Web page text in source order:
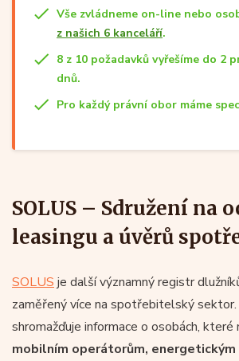
Vše zvládneme on-line nebo
z našich 6 kanceláří.
8 z 10 požadavků vyřešíme do 2
dnů.
Pro každý právní obor máme
SOLUS – Sdružení na
leasingu a úvěrů
SOLUS je další významný registr
zaměřený více na spotřebitelský sektor.
shromažďuje informace o osobách, které
mobilním operátorům,